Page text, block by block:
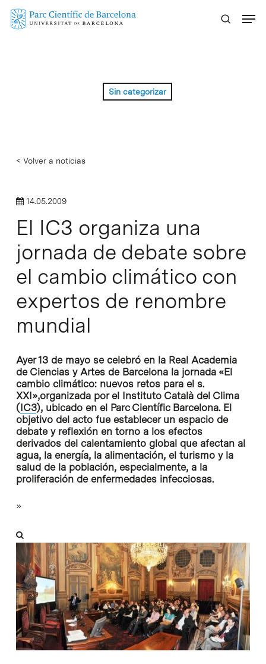
Skip
Sin categorizar
< Volver a noticias
14.05.2009
El IC3 organiza una
jornada de debate sobre
el cambio climático con
expertos de renombre
mundial
Ayer 13 de mayo se celebró en la Real Academia
de Ciencias y Artes de Barcelona la jornada «El
cambio climático: nuevos retos para el s.
XXI»,organizada por el Instituto Català del Clima
(IC3), ubicado en el Parc Científic Barcelona. El
objetivo del acto fue establecer un espacio de
debate y reflexión en torno a los efectos
derivados del calentamiento global que afectan al
agua, la energía, la alimentación, el turismo y la
salud de la población, especialmente, a la
proliferación de enfermedades infecciosas.
»